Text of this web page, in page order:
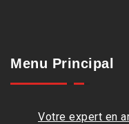
Menu Principal
Votre expert en